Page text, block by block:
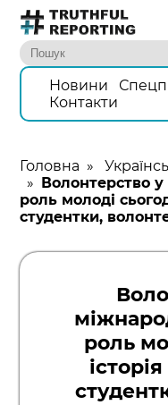
Новини
Контакти
Головна »
» Волонтерство
роль молоді
студентки,
роль